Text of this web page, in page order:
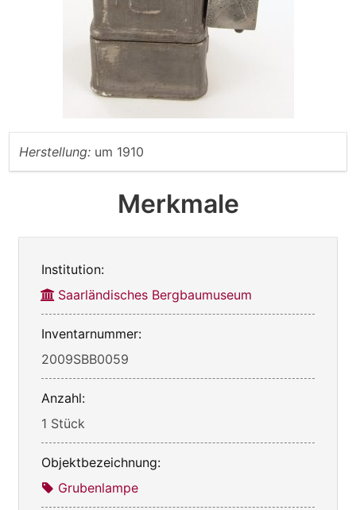
Herstellung: um 1910
Merkmale
Institution:
Saarländisches Bergbaumuseum
Inventarnummer:
2009SBB0059
Anzahl:
1 Stück
Objektbezeichnung:
Grubenlampe